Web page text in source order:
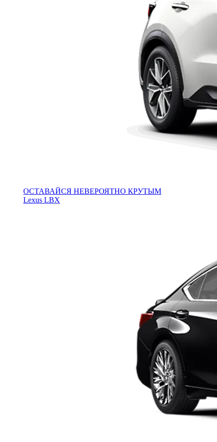
ОСТАВАЙСЯ НЕВЕРОЯТНО КРУТЫМ
Lexus LBX